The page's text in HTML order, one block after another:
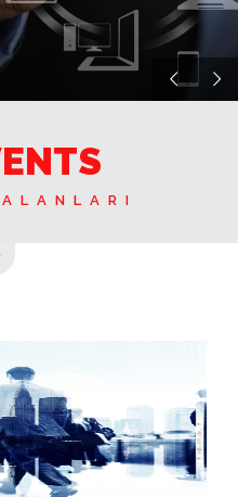
ALANLARI